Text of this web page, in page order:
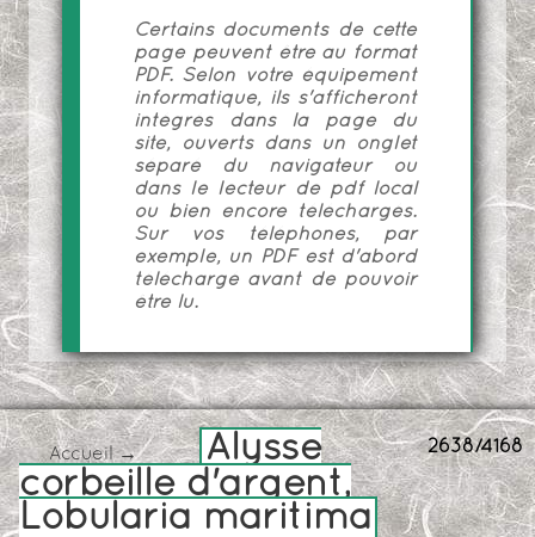
Certains documents de cette
page peuvent être au format
PDF. Selon votre équipement
informatique, ils s'afficheront
intégrés dans la page du
site, ouverts dans un onglet
séparé du navigateur ou
dans le lecteur de pdf local
ou bien encore téléchargés.
Sur vos téléphones, par
exemple, un PDF est d'abord
téléchargé avant de pouvoir
être lu.
2638/4168
Accueil→
Alysse
corbeille d'argent,
Lobularia maritima